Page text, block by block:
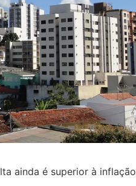
ainda é superior à inflação